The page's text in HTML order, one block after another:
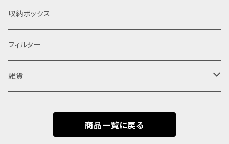
収納ボックス
フィルター
雑貨
商品一覧に戻る